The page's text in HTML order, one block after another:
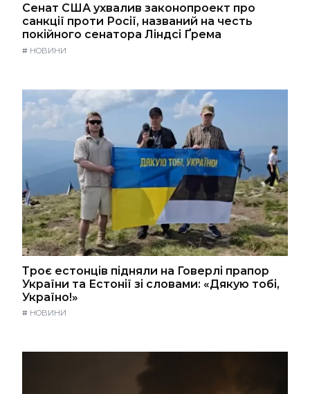
Сенат США ухвалив законопроект про
санкції проти Росії, названий на честь
покійного сенатора Ліндсі Ґрема
# НОВИНИ
Троє естонців підняли на Говерлі прапор
України та Естонії зі словами: «Дякую тобі,
Україно!»
# НОВИНИ